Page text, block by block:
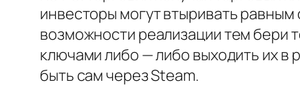
инвесторы могут втыривать равным
возможности реализации тем бери
ключами либо — либо выходить их в
быть сам через Steam.